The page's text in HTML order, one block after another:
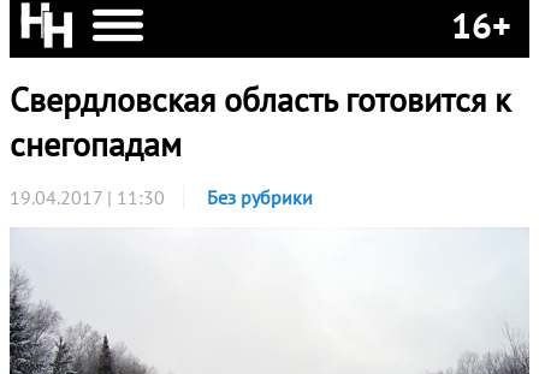
16+
Свердловская область готовится к
снегопадам
19.04.2017 | 11:30 Без рубрики